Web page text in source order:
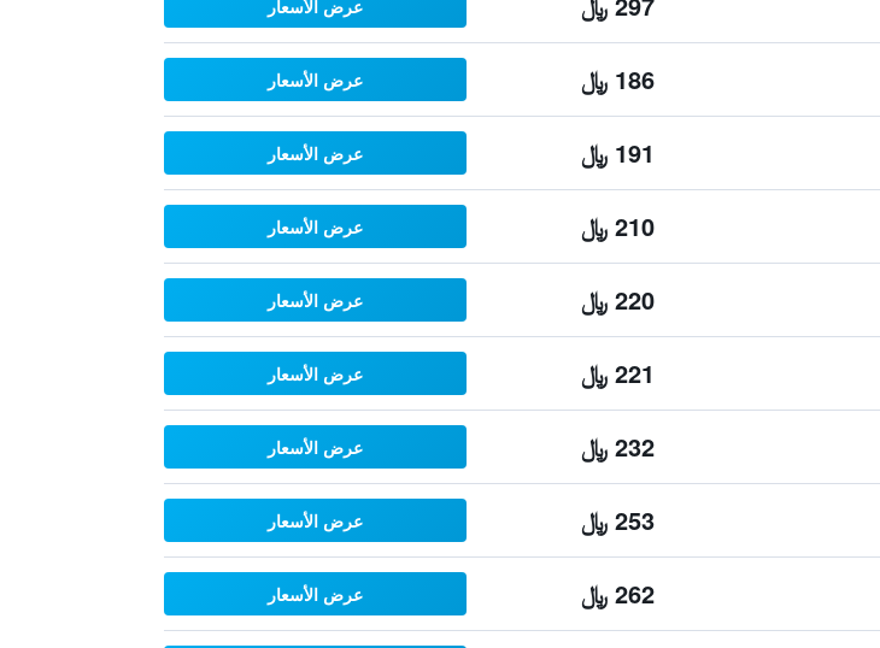
عرض الأسعار
186 ﷼ عرض الأسعار
191 ﷼ عرض الأسعار
210 ﷼ عرض الأسعار
220 ﷼ عرض الأسعار
221 ﷼ عرض الأسعار
232 ﷼ عرض الأسعار
253 ﷼ عرض الأسعار
262 ﷼ عرض الأسعار